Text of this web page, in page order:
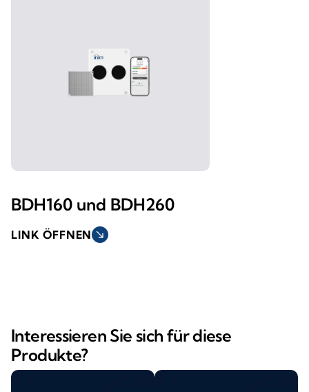
BDH160 und BDH260
LINK ÖFFNEN south_east
Interessieren Sie sich für diese
Produkte?